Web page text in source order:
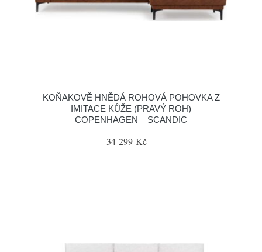
KOŇAKOVĚ HNĚDÁ ROHOVÁ POHOVKA Z
IMITACE KŮŽE (PRAVÝ ROH)
COPENHAGEN – SCANDIC
34 299 Kč